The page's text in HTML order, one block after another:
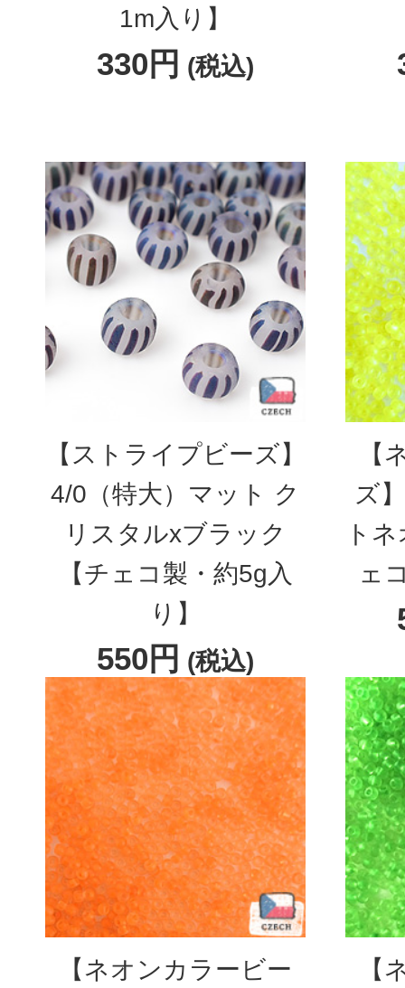
1m入り】
330円 (税込)
【ストライプビーズ】
4/0（特大）マット ク
リスタルxブラック
【チェコ製・約5g入
り】
550円 (税込)
【
ズ
ト
ェ
【ネオンカラービー
【